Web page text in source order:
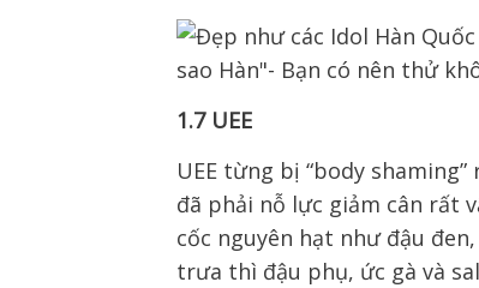
1.7 UEE
UEE từng bị “body
đã phải nỗ lực giảm cân rất
cốc nguyên hạt như đậu
trưa thì đậu phụ, ức gà và